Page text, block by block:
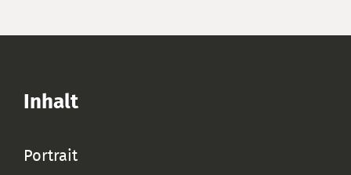
Inhalt
Portrait